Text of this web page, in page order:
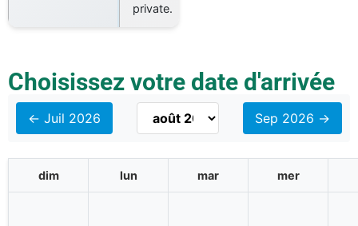
private.
Choisissez votre date d'arrivée
← Juil 2026 Sep 2026 →
dim lun mar mer